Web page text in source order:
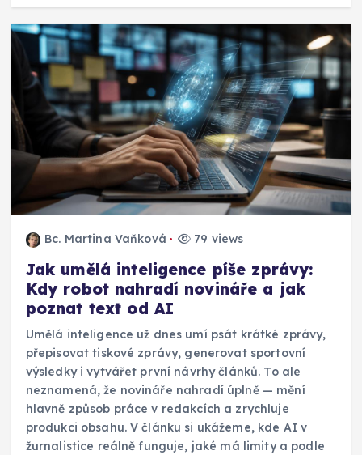
Bc. Martina Vaňková 79 views
Jak umělá inteligence píše zprávy:
Kdy robot nahradí novináře a jak
poznat text od AI
Umělá inteligence už dnes umí psát krátké zprávy,
přepisovat tiskové zprávy, generovat sportovní
výsledky i vytvářet první návrhy článků. To ale
neznamená, že novináře nahradí úplně — mění
hlavně způsob práce v redakcích a zrychluje
produkci obsahu. V článku si ukážeme, kde AI v
žurnalistice reálně funguje, jaké má limity a podle